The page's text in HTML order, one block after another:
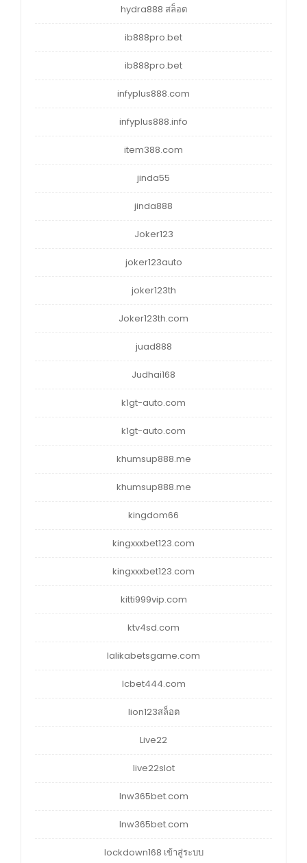
hydra888 สล็อต
ib888pro.bet
ib888pro.bet
infyplus888.com
infyplus888.info
item388.com
jinda55
jinda888
Joker123
joker123auto
joker123th
Joker123th.com
juad888
Judhai168
k1gt-auto.com
k1gt-auto.com
khumsup888.me
khumsup888.me
kingdom66
kingxxxbet123.com
kingxxxbet123.com
kitti999vip.com
ktv4sd.com
lalikabetsgame.com
lcbet444.com
lion123สล็อต
Live22
live22slot
lnw365bet.com
lnw365bet.com
lockdown168 เข้าสู่ระบบ